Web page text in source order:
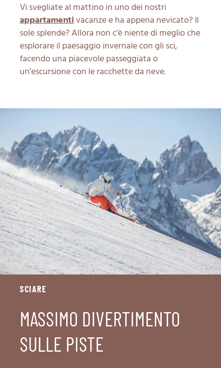
Vi svegliate al mattino in uno dei nostri
appartamentivacanze e ha appena nevicato? Il
sole splende? Allora non c'è niente di meglio che
esplorare il paesaggio invernale con gli sci,
facendo una piacevole passeggiata o
un’escursione con le racchette da neve.
SCIARE
MASSIMO DIVERTIMENTO
SULLE PISTE